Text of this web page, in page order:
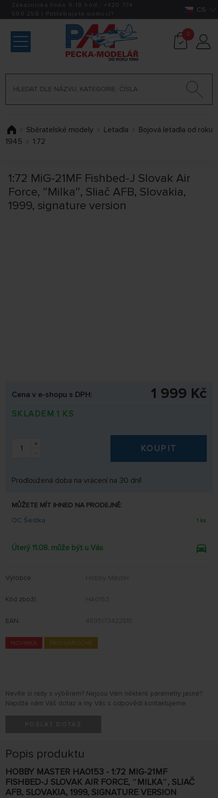
Zákaznická linka 9-18 hod.: +420 774
590 258 | Potřebujete pomoci? CS
0
Sběratelské modely Letadla
Bojová letadla od roku
1945
1:72
1:72 MiG-21MF Fishbed-J Slovak Air
Force, ″Milka″, Sliač AFB, Slovakia,
1999, signature version
Cena v e-shopu s DPH: 1 999 Kč
SKLADEM 1 KS
+
-
KOUPIT
Prodloužená doba na vrácení na 30 dní!
MŮŽETE MÍT IHNED NA PRODEJNĚ:
OC Šestka
1 ks
Úterý 11.08. může být u Vás
Výrobce: Hobby Master
Kód zboží: HA0153
EAN: 4895173422515
NOVINKA PRO NÁROČNÉ
Nevíte si rady s výběrem? Nejsou Vám některé parametry jasné?
Napište nám Váš dotaz a my Vás s odpovědí kontaktujeme.
Popis produktu
HOBBY MASTER HA0153 - 1:72 MIG-21MF
FISHBED-J SLOVAK AIR FORCE, ″MILKA″, SLIAČ
AFB, SLOVAKIA, 1999, SIGNATURE VERSION